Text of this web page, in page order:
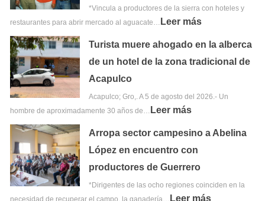
*Vincula a productores de la sierra con hoteles y
restaurantes para abrir mercado al aguacate…
Leer más
Turista muere ahogado en la alberca
de un hotel de la zona tradicional de
Acapulco
Acapulco; Gro,. A 5 de agosto del 2026.- Un
hombre de aproximadamente 30 años de…
Leer más
Arropa sector campesino a Abelina
López en encuentro con
productores de Guerrero
*Dirigentes de las ocho regiones coinciden en la
necesidad de recuperar el campo, la ganadería…
Leer más